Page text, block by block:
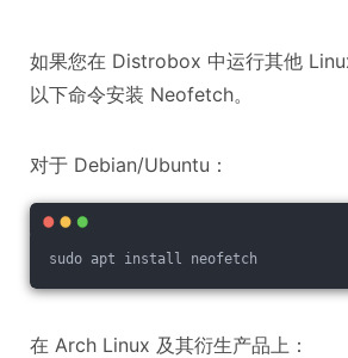
如果您在 Distrobox 中运行其他
以下命令安装 Neofetch。
对于 Debian/Ubuntu：
sudo apt install neofetch
在 Arch Linux 及其衍生产品上：